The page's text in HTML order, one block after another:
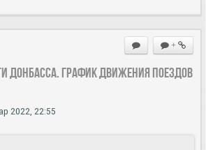
+
Донбасса. График движения поездов
2022, 22:55